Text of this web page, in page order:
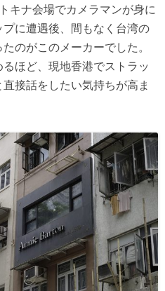
キナ会場でカメラマンが身に
に遭遇後、間もなく台湾の
のがこのメーカーでした。
ほど、現地香港でストラッ
接話をしたい気持ちが高ま